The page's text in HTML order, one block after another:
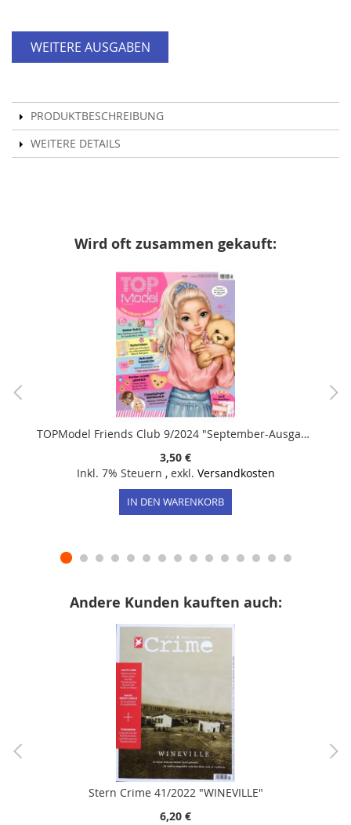
WEITERE AUSGABEN
PRODUKTBESCHREIBUNG
WEITERE DETAILS
Wird oft zusammen gekauft:
TOPModel Friends Club 9/2024 "September-Ausgabe mit Gute-Laune-Stickern und coolen Stundenplänen"
3,50 €
Inkl. 7% Steuern , exkl. Versandkosten
IN DEN WARENKORB
Andere Kunden kauften auch:
Stern Crime 41/2022 "WINEVILLE"
6,20 €